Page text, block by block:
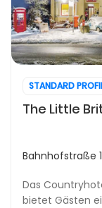
STANDARD
The Little
Bahnhofstraße
Das
bietet Gästen